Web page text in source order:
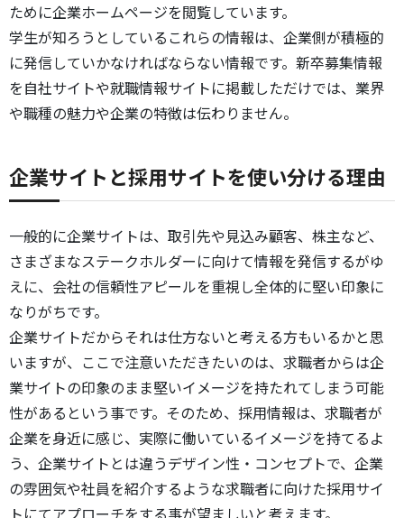
ために企業ホームページを閲覧しています。
学生が知ろうとしているこれらの情報は、企業側が積極的
に発信していかなければならない情報です。新卒募集情報
を自社サイトや就職情報サイトに掲載しただけでは、業界
や職種の魅力や企業の特徴は伝わりません。
企業サイトと採用サイトを使い分ける理由
一般的に企業サイトは、取引先や見込み顧客、株主など、
さまざまなステークホルダーに向けて情報を発信するがゆ
えに、会社の信頼性アピールを重視し全体的に堅い印象に
なりがちです。
企業サイトだからそれは仕方ないと考える方もいるかと思
いますが、ここで注意いただきたいのは、求職者からは企
業サイトの印象のまま堅いイメージを持たれてしまう可能
性があるという事です。そのため、採用情報は、求職者が
企業を身近に感じ、実際に働いているイメージを持てるよ
う、企業サイトとは違うデザイン性・コンセプトで、企業
の雰囲気や社員を紹介するような求職者に向けた採用サイ
トにてアプローチをする事が望ましいと考えます。